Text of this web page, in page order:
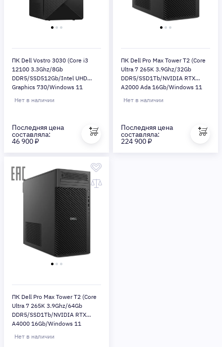
ПК Dell Vostro 3030 (Core i3
12100 3.3Ghz/8Gb
DDR5/SSD512Gb/Intel UHD
Graphics 730/Windows 11
Нет в наличии
Последняя цена
составляла:
46 900 ₽
ПК Dell Pro Max Tower T2 (Core
Ultra 7 265K 3.9Ghz/32Gb
DDR5/SSD1Tb/NVIDIA RTX
A2000 Ada 16Gb/Windows 11
Нет в наличии
Последняя цена
составляла:
224 900 ₽
ПК Dell Pro Max Tower T2 (Core
Ultra 7 265K 3.9Ghz/64Gb
DDR5/SSD1Tb/NVIDIA RTX
A4000 16Gb/Windows 11
Нет в наличии